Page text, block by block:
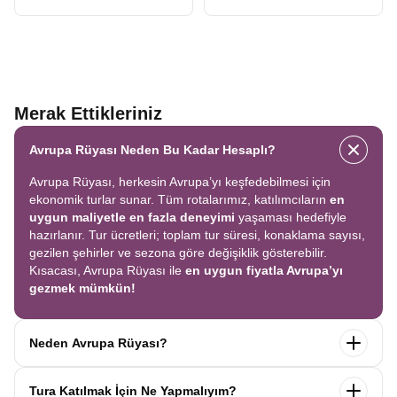
Merak Ettikleriniz
Avrupa Rüyası Neden Bu Kadar Hesaplı?
Avrupa Rüyası, herkesin Avrupa’yı keşfedebilmesi için
ekonomik turlar sunar. Tüm rotalarımız, katılımcıların en
uygun maliyetle en fazla deneyimi yaşaması hedefiyle
hazırlanır. Tur ücretleri; toplam tur süresi, konaklama sayısı,
gezilen şehirler ve sezona göre değişiklik gösterebilir.
Kısacası, Avrupa Rüyası ile en uygun fiyatla Avrupa’yı
gezmek mümkün!
Neden Avrupa Rüyası?
tek seferde birçok
ülkeyikeşfedin! Ekstra tur ücreti yok, tüm geziler fiyata
Tura Katılmak İçin Ne Yapmalıyım?